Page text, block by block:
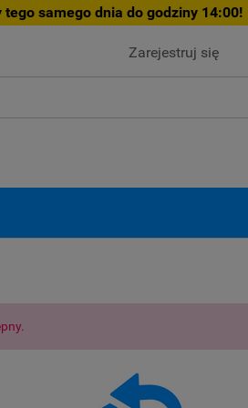
samego dnia do godziny 14:00!
Zarejestruj się